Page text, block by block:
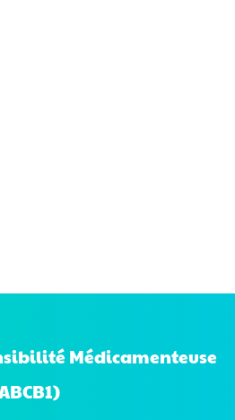
Médicamenteuse